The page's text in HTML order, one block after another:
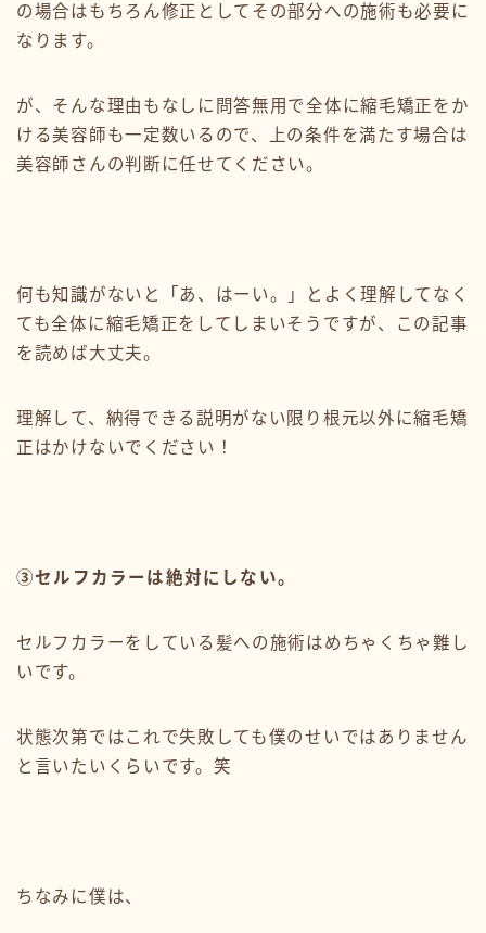
の場合はもちろん修正としてその部分への施術も必要に
なります。
が、そんな理由もなしに問答無用で全体に縮毛矯正をか
ける美容師も一定数いるので、上の条件を満たす場合は
美容師さんの判断に任せてください。
何も知識がないと「あ、はーい。」とよく理解してなく
ても全体に縮毛矯正をしてしまいそうですが、この記事
を読めば大丈夫。
理解して、納得できる説明がない限り根元以外に縮毛矯
正はかけないでください！
③セルフカラーは絶対にしない。
セルフカラーをしている髪への施術はめちゃくちゃ難し
いです。
状態次第ではこれで失敗しても僕のせいではありません
と言いたいくらいです。笑
ちなみに僕は、